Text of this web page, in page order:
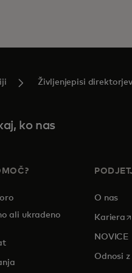
Življenjepisi direktorjev
ko nas
ali ukradeno
O nas
Kariera
NOVICE
Odnosi